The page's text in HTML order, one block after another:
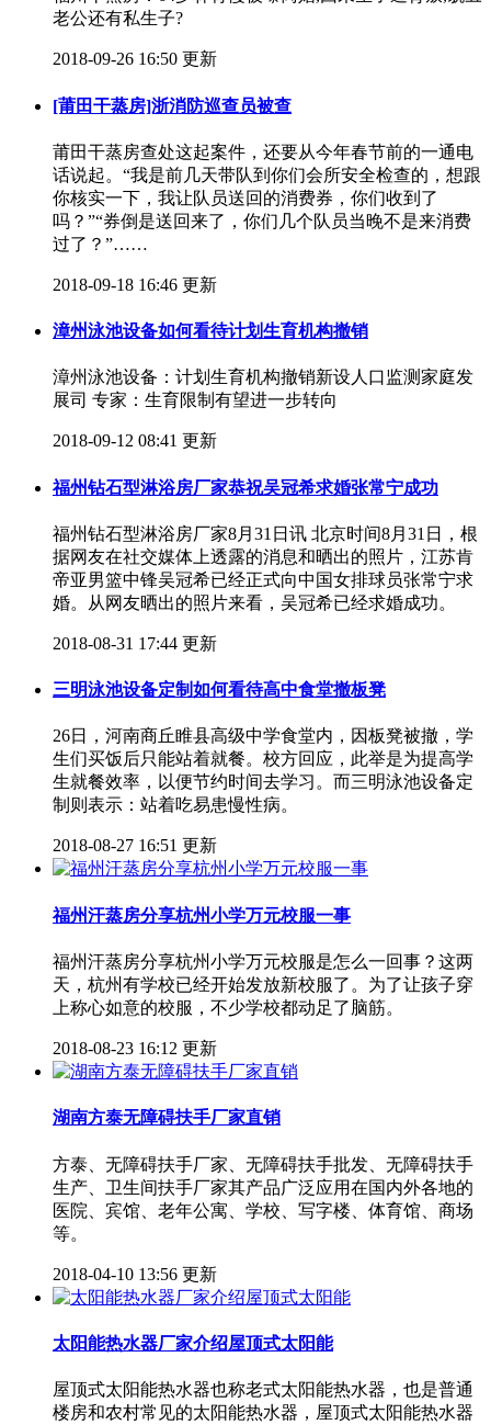
老公还有私生子?
2018-09-26 16:50 更新
[莆田干蒸房]​浙消防巡查员被查
莆田干蒸房​查处这起案件，还要从今年春节前的一通电
话说起。“我是前几天带队到你们会所安全检查的，想跟
你核实一下，我让队员送回的消费券，你们收到了
吗？”“券倒是送回来了，你们几个队员当晚不是来消费
过了？”……
2018-09-18 16:46 更新
漳州泳池设备如何看待计划生育机构撤销
漳州泳池设备：​计划生育机构撤销新设人口监测家庭发
展司 专家：生育限制有望进一步转向
2018-09-12 08:41 更新
福州钻石型淋浴房厂家恭祝吴冠希求婚张常宁成功
福州钻石型淋浴房厂家8月31日讯 北京时间8月31日，根
据网友在社交媒体上透露的消息和晒出的照片，江苏肯
帝亚男篮中锋吴冠希已经正式向中国女排球员张常宁求
婚。从网友晒出的照片来看，吴冠希已经求婚成功。
2018-08-31 17:44 更新
三明泳池设备定制如何看待高中食堂撤板凳
26日，河南商丘睢县高级中学食堂内，因板凳被撤，学
生们买饭后只能站着就餐。校方回应，此举是为提高学
生就餐效率，以便节约时间去学习。而三明泳池设备定
制则表示：站着吃易患慢性病。
2018-08-27 16:51 更新
福州汗蒸房分享杭州小学万元校服一事
福州汗蒸房分享杭州小学万元校服​是怎么一回事？这两
天，杭州有学校已经开始发放新校服了。为了让孩子穿
上称心如意的校服，不少学校都动足了脑筋。
2018-08-23 16:12 更新
湖南方泰无障碍扶手厂家直销
方泰、无障碍扶手厂家、无障碍扶手批发、无障碍扶手
生产、卫生间扶手厂家其产品广泛应用在国内外各地的
医院、宾馆、老年公寓、学校、写字楼、体育馆、商场
等。
2018-04-10 13:56 更新
太阳能热水器厂家介绍屋顶式太阳能
屋顶式太阳能热水器也称老式太阳能热水器，也是普通
楼房和农村常见的太阳能热水器，屋顶式太阳能热水器